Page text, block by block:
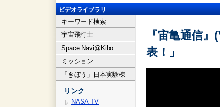
ビデオライブラリ
キーワード検索
宇宙飛行士
Space Navi@Kibo
ミッション
「きぼう」日本実験棟
リンク
NASA TV
『宙亀通信
表！」